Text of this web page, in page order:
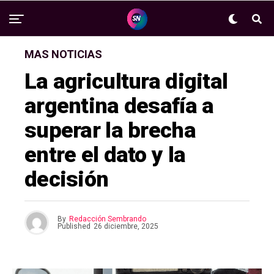
MAS NOTICIAS
La agricultura digital
argentina desafía a
superar la brecha
entre el dato y la
decisión
By Redacción Sembrando
Published 26 diciembre, 2025